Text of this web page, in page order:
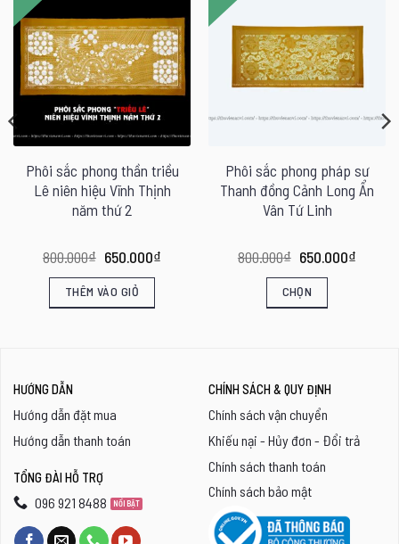
Phôi sắc phong thần triều
Lê niên hiệu Vĩnh Thịnh
năm thứ 2
800.000₫ Giá
là:
800.000₫.
650.000₫
THÊM VÀO GIỎ
Phôi sắc phong pháp sư
Thanh đồng Cảnh Long Ẩn
Vân Tứ Linh
800.000₫ Giá
là:
800.000₫.
650.000₫
CHỌN
có
nhiều
biến
thể.
Các
tùy
HƯỚNG DẪN
Hướng dẫn đặt mua
Hướng dẫn thanh toán
TỔNG ĐÀI HỖ TRỢ
096 921 8488
CHÍNH SÁCH & QUY ĐỊNH
Chính sách vận chuyển
Khiếu nại - Hủy đơn - Đổi trả
Chính sách thanh toán
Chính sách bảo mật